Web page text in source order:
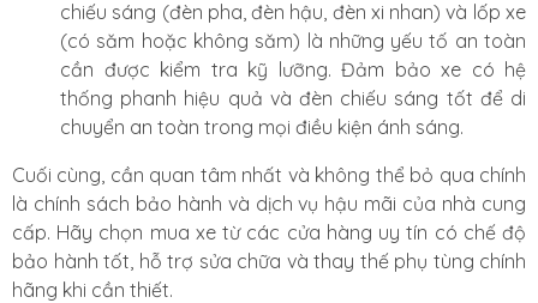
chiếu sáng (đèn pha, đèn hậu, đèn xi nhan) và lốp xe
(có săm hoặc không săm) là những yếu tố an toàn
cần được kiểm tra kỹ lưỡng. Đảm bảo xe có hệ
thống phanh hiệu quả và đèn chiếu sáng tốt để di
chuyển an toàn trong mọi điều kiện ánh sáng.
Cuối cùng, cần quan tâm nhất và không thể bỏ qua chính
là chính sách bảo hành và dịch vụ hậu mãi của nhà cung
cấp. Hãy chọn mua xe từ các cửa hàng uy tín có chế độ
bảo hành tốt, hỗ trợ sửa chữa và thay thế phụ tùng chính
hãng khi cần thiết.